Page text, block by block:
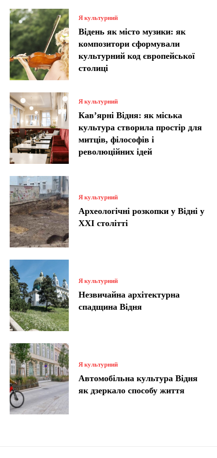
Я культурний
Відень як місто музики: як
композитори сформували
культурний код європейської
столиці
Я культурний
Кав’ярні Відня: як міська
культура створила простір для
митців, філософів і
революційних ідей
Я культурний
Археологічні розкопки у Відні у
XXI столітті
Я культурний
Незвичайна архітектурна
спадщина Відня
Я культурний
Автомобільна культура Відня
як дзеркало способу життя